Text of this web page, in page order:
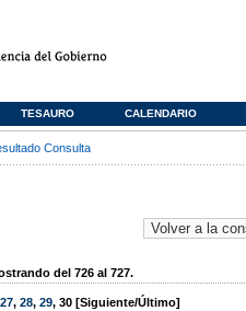
TESAURO CALENDARIO
Consulta
del 726 al 727.
27, 28, 29, 30 [Siguiente/Último]